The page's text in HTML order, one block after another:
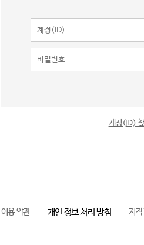
계정(ID)
이용 약관 개인 정보 처리 방침 저